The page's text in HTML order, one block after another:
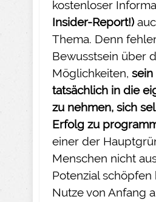
kostenloser
Insider-Report!)
Thema. Denn
Bewusstsein über
Möglichkeiten,
tatsächlich in die
zu nehmen, sich
Erfolg zu
einer der
Menschen nicht
Potenzial schöpfen
Nutze von Anfang